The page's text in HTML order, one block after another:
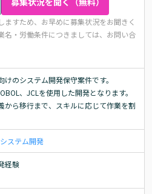
ますため、お早めに募集状況をお聞きく
名・労働条件につきましては、お問い合
けのシステム開発保守案件です。
、JCLを使用した開発となります。
から移行まで、スキルに応じて作業を割
システム開発
経験